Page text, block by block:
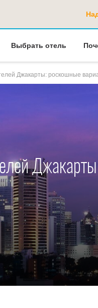
Выбрать отель
Джакарты: роскошные